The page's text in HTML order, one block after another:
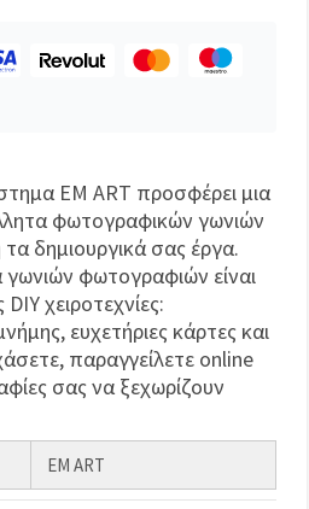
EM ART προσφέρει μια
φωτογραφικών γωνιών
δημιουργικά σας έργα.
φωτογραφιών είναι
χειροτεχνίες:
ευχετήριες κάρτες και
παραγγείλετε online
σας να ξεχωρίζουν
EM ART